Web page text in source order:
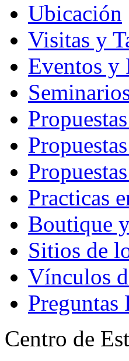
Ubicación
Visitas y
Eventos y
Practicas
Boutique
Sitios de
Vínculos
Preguntas
Centro de